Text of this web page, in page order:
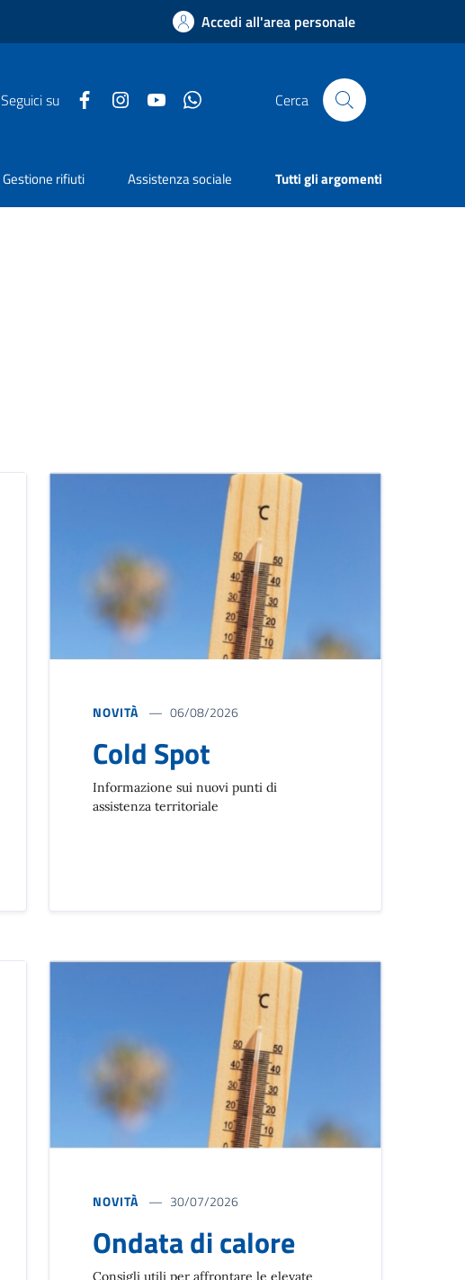
Accedi all'area personale
Seguici su Facebook InstagramYouTube Cerca
Gestione rifiuti Assistenza sociale Tutti gli argomenti
NOVITÀ 06/08/2026
Cold Spot
Informazione sui nuovi punti di
assistenza territoriale
NOVITÀ 30/07/2026
Ondata di calore
Consigli utili per affrontare le elevate